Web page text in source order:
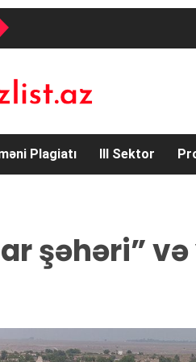
Plagiatı III Sektor
şəhəri”